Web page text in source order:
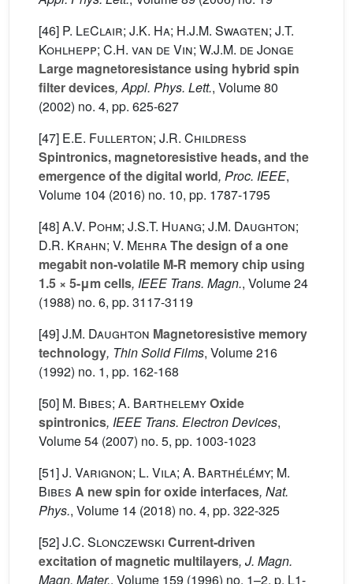
[46] P. LeClair; J.K. Ha; H.J.M. Swagten; J.T.
Kohlhepp; C.H. van de Vin; W.J.M. de Jonge
Large magnetoresistance using hybrid spin
filter devices, Appl. Phys. Lett., Volume 80
(2002) no. 4, pp. 625-627
[47] E.E. Fullerton; J.R. Childress
Spintronics, magnetoresistive heads, and the
emergence of the digital world, Proc. IEEE,
Volume 104 (2016) no. 10, pp. 1787-1795
[48]A.V. Pohm; J.S.T. Huang; J.M. Daughton;
D.R. Krahn; V. MehraThe design of a one
megabit non-volatile M-R memory chip using
1.5 × 5-μm cells, IEEE Trans. Magn., Volume 24
(1988) no. 6, pp. 3117-3119
[49]J.M. Daughton Magnetoresistive memory
technology, Thin Solid Films, Volume 216
(1992) no. 1, pp. 162-168
[50] M. Bibes; A. BarthelemyOxide
spintronics, IEEE Trans. Electron Devices,
Volume 54 (2007) no. 5, pp. 1003-1023
[51]J. Varignon; L. Vila; A. Barthélémy; M.
Bibes A new spin for oxide interfaces, Nat.
Phys., Volume 14 (2018) no. 4, pp. 322-325
[52]J.C. Slonczewski Current-driven
excitation of magnetic multilayers, J. Magn.
Magn. Mater., Volume 159 (1996) no. 1–2, p. L1-